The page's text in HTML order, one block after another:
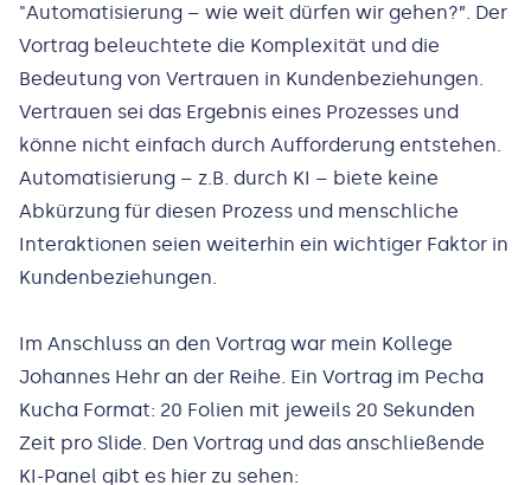
"Automatisierung – wie weit dürfen wir gehen?”. Der
Vortrag beleuchtete die Komplexität und die
Bedeutung von Vertrauen in Kundenbeziehungen.
Vertrauen sei das Ergebnis eines Prozesses und
könne nicht einfach durch Aufforderung entstehen.
Automatisierung – z.B. durch KI – biete keine
Abkürzung für diesen Prozess und menschliche
Interaktionen seien weiterhin ein wichtiger Faktor in
Kundenbeziehungen.
Im Anschluss an den Vortrag war mein Kollege
Johannes Hehr an der Reihe. Ein Vortrag im Pecha
Kucha Format: 20 Folien mit jeweils 20 Sekunden
Zeit pro Slide. Den Vortrag und das anschließende
KI-Panel gibt es hier zu sehen: